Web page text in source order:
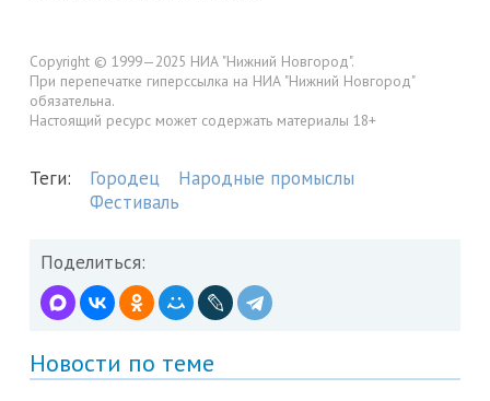
Copyright © 1999—2025 НИА "Нижний Новгород".
При перепечатке гиперссылка на НИА "Нижний Новгород"
обязательна.
Настоящий ресурс может содержать материалы 18+
Теги: Городец
Народные промыслы
Фестиваль
Поделиться:
Новости по теме